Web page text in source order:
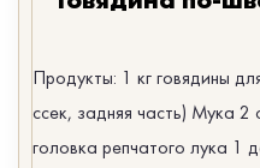
Продукты: 1 кг говядины
ссек, задняя часть) Мука 2
головка репчатого лука 1